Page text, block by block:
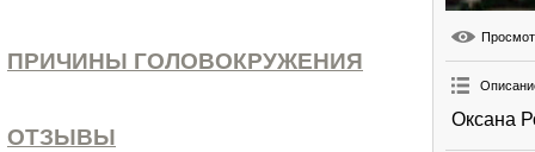
ПРИЧИНЫ ГОЛОВОКРУЖЕНИЯ
ОТЗЫВЫ
Оксана